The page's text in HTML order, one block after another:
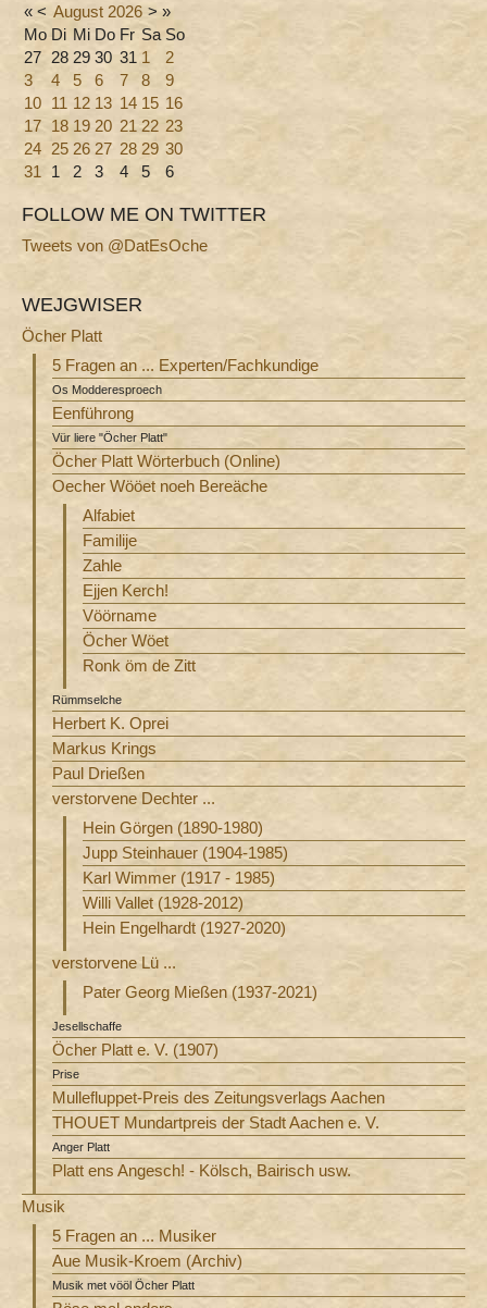
« < August 2026 > »
Mo Di Mi Do Fr Sa So
27 28 29 30 31 1
2
3
4 5 6 7 8
9
10 11 12 13 14 15 16
17 18 19 20 21 22 23
24 25 26 27 28 29 30
31
1 2 3 4 5 6
FOLLOW ME ON TWITTER
Tweets von @DatEsOche
WEJGWISER
Öcher Platt
5 Fragen an ... Experten/Fachkundige
Os Modderesproech
Eenführong
Vür liere "Öcher Platt"
Öcher Platt Wörterbuch (Online)
Oecher Wööet noeh Bereäche
Alfabiet
Familije
Zahle
Ejjen Kerch!
Vöörname
Öcher Wöet
Ronk öm de Zitt
Rümmselche
Herbert K. Oprei
Markus Krings
Paul Drießen
verstorvene Dechter ...
Hein Görgen (1890-1980)
Jupp Steinhauer (1904-1985)
Karl Wimmer (1917 - 1985)
Willi Vallet (1928-2012)
Hein Engelhardt (1927-2020)
verstorvene Lü ...
Pater Georg Mießen (1937-2021)
Jesellschaffe
Öcher Platt e. V. (1907)
Prise
Mullefluppet-Preis des Zeitungsverlags Aachen
THOUET Mundartpreis der Stadt Aachen e. V.
Anger Platt
Platt ens Angesch! - Kölsch, Bairisch usw.
Musik
5 Fragen an ... Musiker
Aue Musik-Kroem (Archiv)
Musik met vööl Öcher Platt